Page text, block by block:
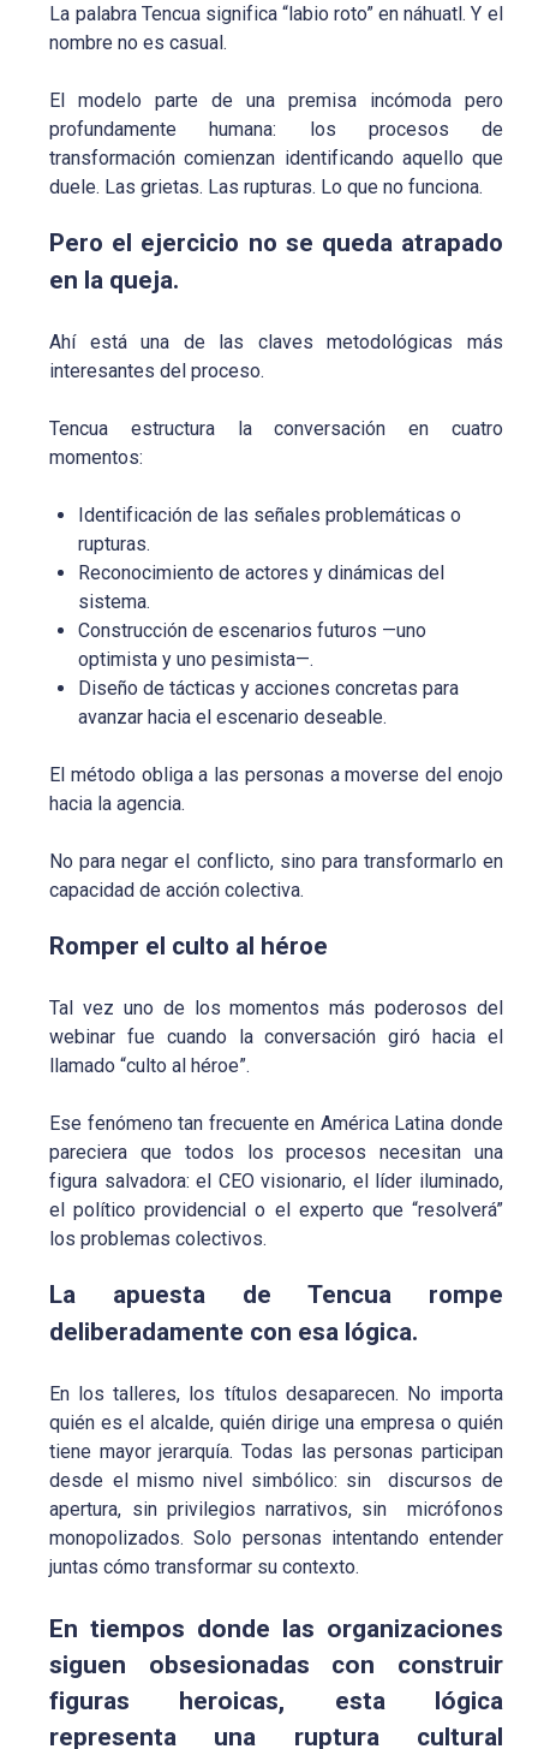
La palabra Tencua significa “labio roto” en náhuatl. Y el
nombre no es casual.
El modelo parte de una premisa incómoda pero
profundamente humana: los procesos de
transformación comienzan identificando aquello que
duele. Las grietas. Las rupturas. Lo que no funciona.
Pero el ejercicio no se queda atrapado
en la queja.
Ahí está una de las claves metodológicas más
interesantes del proceso.
Tencua estructura la conversación en cuatro
momentos:
Identificación de las señales problemáticas o
rupturas.
Reconocimiento de actores y dinámicas del
sistema.
Construcción de escenarios futuros —uno
optimista y uno pesimista—.
Diseño de tácticas y acciones concretas para
avanzar hacia el escenario deseable.
El método obliga a las personas a moverse del enojo
hacia la agencia.
No para negar el conflicto, sino para transformarlo en
capacidad de acción colectiva.
Romper el culto al héroe
Tal vez uno de los momentos más poderosos del
webinar fue cuando la conversación giró hacia el
llamado “culto al héroe”.
Ese fenómeno tan frecuente en América Latina donde
pareciera que todos los procesos necesitan una
figura salvadora: el CEO visionario, el líder iluminado,
el político providencial o el experto que “resolverá”
los problemas colectivos.
La apuesta de Tencua rompe
deliberadamente con esa lógica.
En los talleres, los títulos desaparecen. No importa
quién es el alcalde, quién dirige una empresa o quién
tiene mayor jerarquía. Todas las personas participan
desde el mismo nivel simbólico: sin discursos de
apertura, sin privilegios narrativos, sin micrófonos
monopolizados. Solo personas intentando entender
juntas cómo transformar su contexto.
En tiempos donde las organizaciones
siguen obsesionadas con construir
figuras heroicas, esta lógica
representa una ruptura cultural